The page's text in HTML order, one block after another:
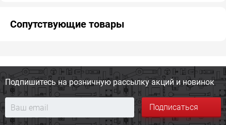
Сопутствующие товары
Подпишитесь на розничную рассылку акций и новинок
Подписаться